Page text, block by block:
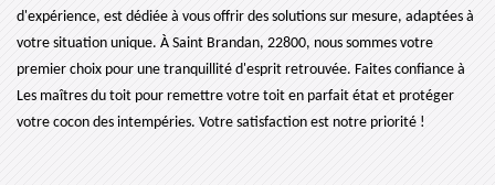
d'expérience, est dédiée à vous offrir des solutions sur mesure, adaptées à
votre situation unique. À Saint Brandan, 22800, nous sommes votre
premier choix pour une tranquillité d'esprit retrouvée. Faites confiance à
Les maîtres du toit pour remettre votre toit en parfait état et protéger
votre cocon des intempéries. Votre satisfaction est notre priorité !